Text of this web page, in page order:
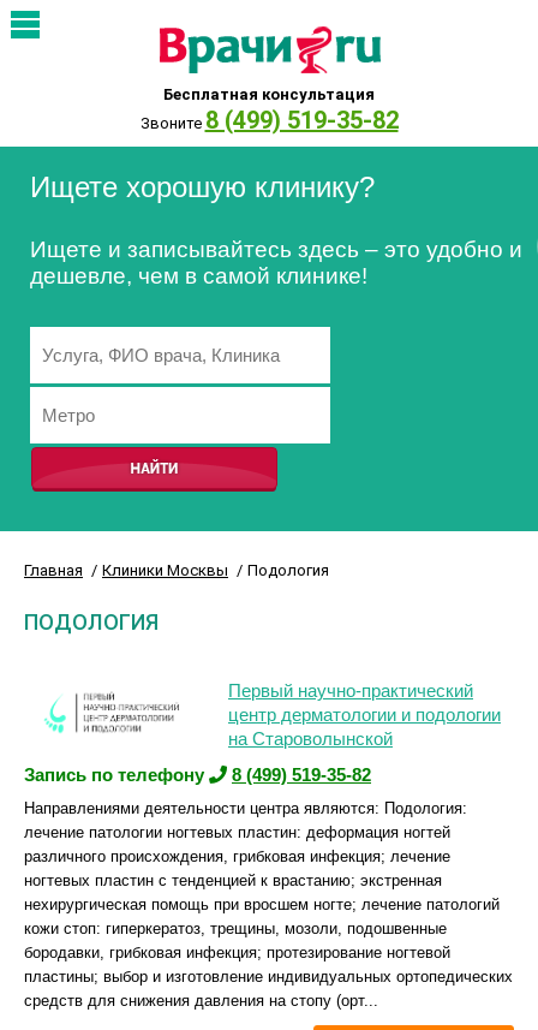
Бесплатная консультация
Звоните 8 (499) 519-35-82
Ищете хорошую клинику?
Ищете и записывайтесь здесь – это удобно и
дешевле, чем в самой клинике!
Главная Клиники Москвы Подология
ПОДОЛОГИЯ
Первый научно-практический
центр дерматологии и подологии
на Староволынской
Запись по телефону
8 (499) 519-35-82
Направлениями деятельности центра являются: Подология:
лечение патологии ногтевых пластин: деформация ногтей
различного происхождения, грибковая инфекция; лечение
ногтевых пластин с тенденцией к врастанию; экстренная
нехирургическая помощь при вросшем ногте; лечение патологий
кожи стоп: гиперкератоз, трещины, мозоли, подошвенные
бородавки, грибковая инфекция; протезирование ногтевой
пластины; выбор и изготовление индивидуальных ортопедических
средств для снижения давления на стопу (орт...